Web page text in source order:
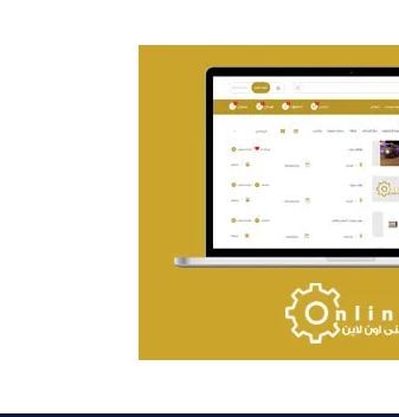
حراج مهنى
التفاصيل